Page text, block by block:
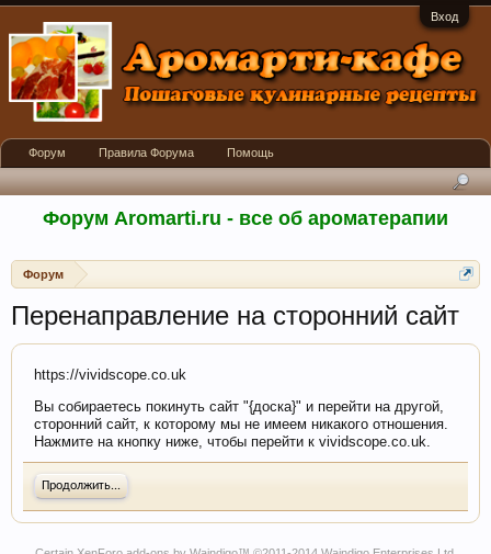
Вход
Форум Aromarti.ru - все об ароматерапии
Форум
Перенаправление на сторонний сайт
https://vividscope.co.uk
Вы собираетесь покинуть сайт "{доска}" и перейти на другой,
сторонний сайт, к которому мы не имеем никакого отношения.
Нажмите на кнопку ниже, чтобы перейти к vividscope.co.uk.
Продолжить...
Форум Правила Форума Помощь